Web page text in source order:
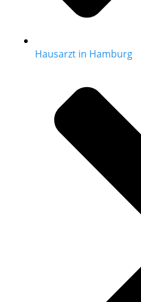
Hausarzt in Hamburg